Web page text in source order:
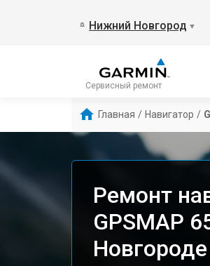
Нижний Новгород ▼
Сервисный ремонт
Главная / Навигатор /
Ремонт
GPSMAP
Новгороде